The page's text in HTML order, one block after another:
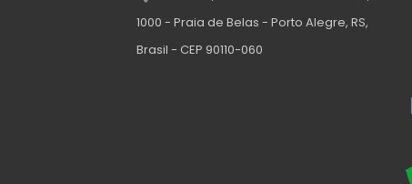
1000 - Praia de Belas - Porto Alegre, RS,
Brasil - CEP 90110-060